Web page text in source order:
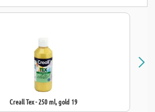
Creall Tex - 250 ml, gold 19